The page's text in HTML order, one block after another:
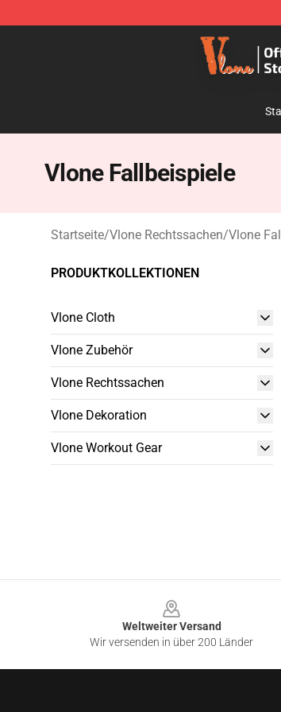
Vlone Shop - Official Vlone Merchandise
Vlone Fallbeispiele
Startseite/Vlone Rechtssachen/Vlone
PRODUKTKOLLEKTIONEN
Vlone Cloth
Vlone Zubehör
Vlone Rechtssachen
Vlone Dekoration
Vlone Workout Gear
Weltweiter Versand
Wir versenden in über 200 Länder